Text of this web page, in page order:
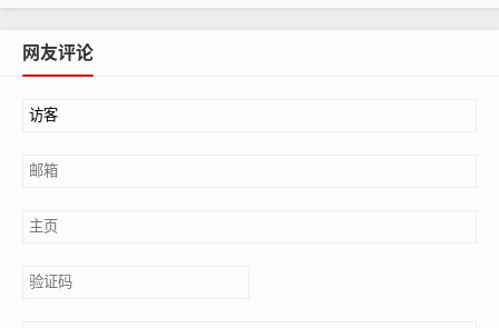
网友评论